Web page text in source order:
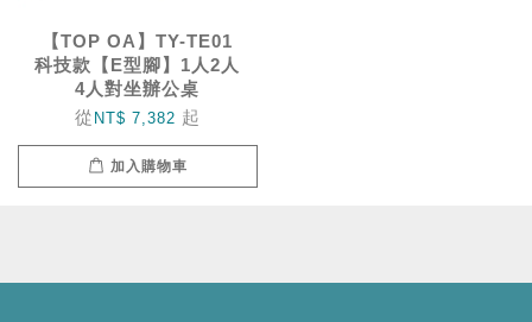
【TOP OA】TY-TE01
科技款【E型腳】1人2人
4人對坐辦公桌
從 NT$ 7,382 起
加入購物車